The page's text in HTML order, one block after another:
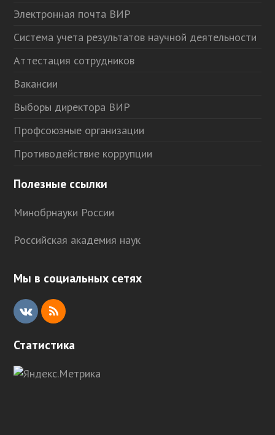
Электронная почта ВИР
Система учета результатов научной деятельности
Аттестация сотрудников
Вакансии
Выборы директора ВИР
Профсоюзные организации
Противодействие коррупции
Полезные ссылки
Минобрнауки России
Российская академия наук
Мы в социальных сетях
V
R
Статистика